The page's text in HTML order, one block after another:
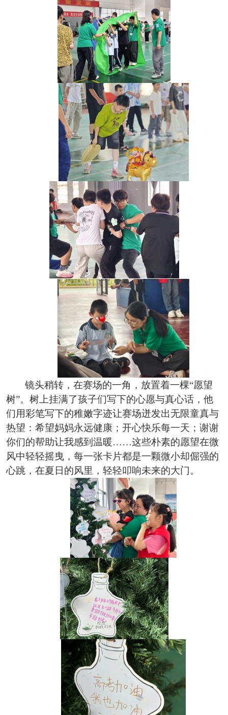
镜头稍转，在赛场的一角，放置着一棵“愿望
树”。树上挂满了孩子们写下的心愿与真心话，他
们用彩笔写下的稚嫩字迹让赛场迸发出无限童真与
热望：希望妈妈永远健康；开心快乐每一天；谢谢
你们的帮助让我感到温暖……这些朴素的愿望在微
风中轻轻摇曳，每一张卡片都是一颗微小却倔强的
心跳，在夏日的风里，轻轻叩响未来的大门。